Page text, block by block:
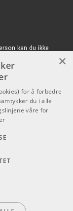
kan du ikke
nettsiden, alt salg
våre forhandlere.
×
for å forbedre
du i alle
våre for